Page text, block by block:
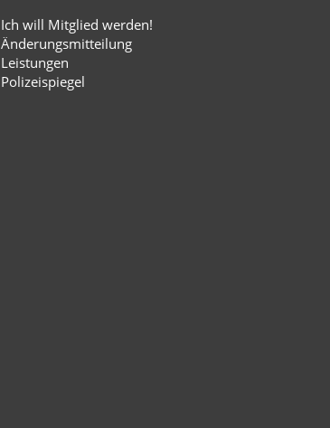
Ich will Mitglied werden!
Änderungsmitteilung
Leistungen
Polizeispiegel